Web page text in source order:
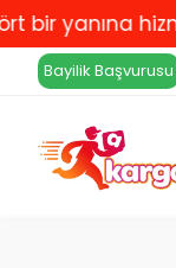
hizmet
Bayilik Başvurusu